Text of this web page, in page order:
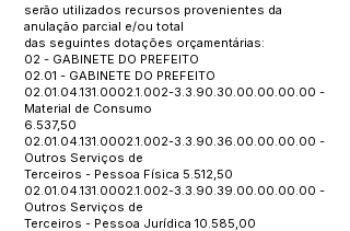
serão utilizados recursos provenientes da
anulação parcial e/ou total
das seguintes dotações orçamentárias:
02 - GABINETE DO PREFEITO
02.01 - GABINETE DO PREFEITO
02.01.04.131.0002.1.002-3.3.90.30.00.00.00.00 -
Material de Consumo
6.537,50
02.01.04.131.0002.1.002-3.3.90.36.00.00.00.00 -
Outros Serviços de
Terceiros - Pessoa Física 5.512,50
02.01.04.131.0002.1.002-3.3.90.39.00.00.00.00 -
Outros Serviços de
Terceiros - Pessoa Jurídica 10.585,00